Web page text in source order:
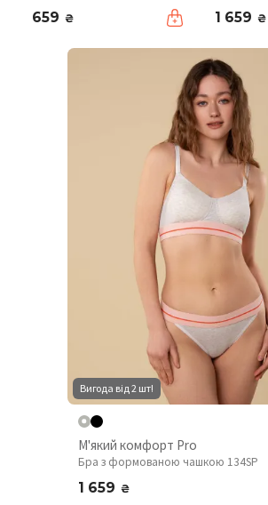
659 ₴ 1 659 ₴
Вигода від 2 шт!
М'який комфорт Pro
Бра з формованою чашкою 134SP
1 659 ₴